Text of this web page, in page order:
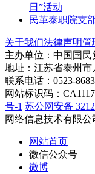
日”活动
民革泰职院支
关于我们法律声明管
主办单位：中国国
地址：江苏省泰州市
联系电话：0523-
网站标识码：
号-1 苏公网安备
网络信息技术有限公
网站首页
微信公众号
微博